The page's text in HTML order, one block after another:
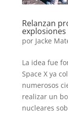
Relanzan
por Jacke
La idea fue
Space X ya
numerosos
realizar un
nucleares